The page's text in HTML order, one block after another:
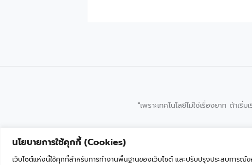
นโยบายการใช้คุกกี้ (Cookies)
เว็บไซต์แห่งนี้ใช้คุกกี้สำหรับการทำงานพื้นฐานของเว็บไซต์ และปรับปรุงประสบกา
"เพราะเทคโนโลยีไม่ใช่เรื่องยาก ถ้าเริ่